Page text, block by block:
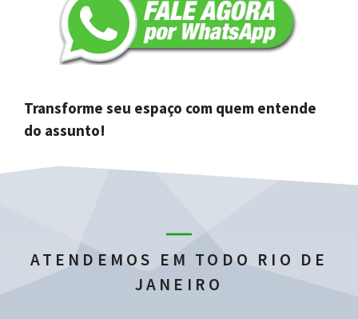
Transforme seu espaço com quem entende
do assunto!
ATENDEMOS EM TODO RIO DE
JANEIRO